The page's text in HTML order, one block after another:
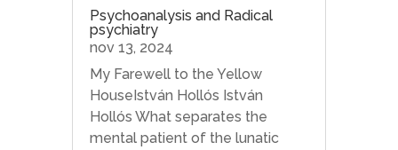
Psychoanalysis and Radical
psychiatry
nov 13, 2024
My Farewell to the Yellow
HouseIstván Hollós István
Hollós What separates the
mental patient of the lunatic